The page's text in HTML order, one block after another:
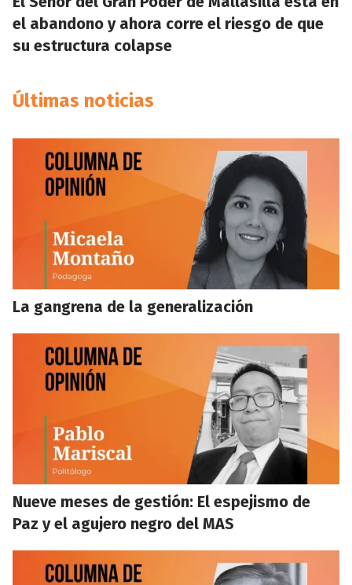
el abandono y ahora corre el riesgo de que
su estructura colapse
Últimas noticias
La gangrena de la generalización
Nueve meses de gestión: El espejismo de
Paz y el agujero negro del MAS